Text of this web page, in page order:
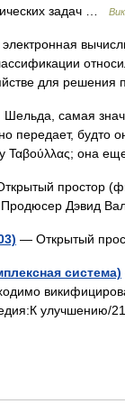
задач …
для
самая
передает, будто
Ταβούλλας; она
простор
Продюсер Дэвид
— Открытый
система)
улучшению/